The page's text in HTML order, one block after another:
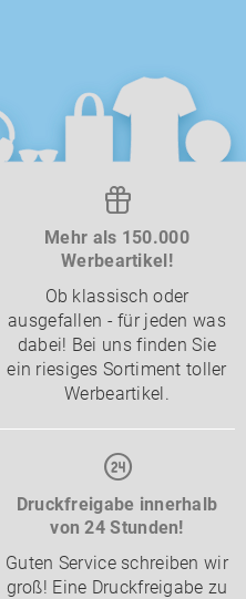
Mehr als 150.000
Werbeartikel!
Ob klassisch oder
ausgefallen - für jeden was
dabei! Bei uns finden Sie
ein riesiges Sortiment toller
Werbeartikel.
Druckfreigabe innerhalb
von 24 Stunden!
Guten Service schreiben wir
groß! Eine Druckfreigabe zu